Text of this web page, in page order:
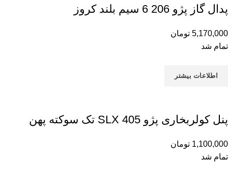
پدال گاز پژو 206 6 سیم بلند کروز
5,170,000 تومان
تمام شد
اطلاعات بیشتر
پنل کولربخاری پژو 405 SLX تک سوکته پهن
1,100,000 تومان
تمام شد